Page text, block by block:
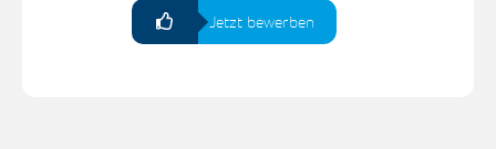
Jetzt bewerben